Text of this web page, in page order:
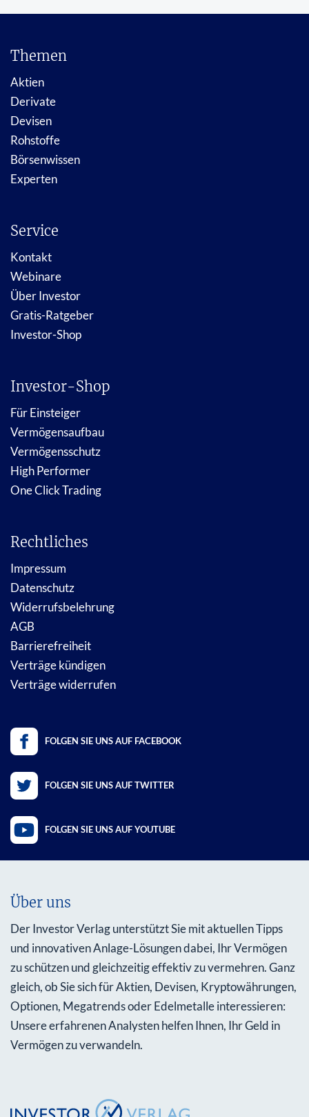
Themen
Aktien
Derivate
Devisen
Rohstoffe
Börsenwissen
Experten
Service
Kontakt
Webinare
Über Investor
Gratis-Ratgeber
Investor-Shop
Investor-Shop
Für Einsteiger
Vermögensaufbau
Vermögensschutz
High Performer
One Click Trading
Rechtliches
Impressum
Datenschutz
Widerrufsbelehrung
AGB
Barrierefreiheit
Verträge kündigen
Verträge widerrufen
FOLGEN SIE UNS AUF FACEBOOK
FOLGEN SIE UNS AUF TWITTER
FOLGEN SIE UNS AUF YOUTUBE
Über uns
Der Investor Verlag unterstützt Sie mit aktuellen Tipps
und innovativen Anlage-Lösungen dabei, Ihr Vermögen
zu schützen und gleichzeitig effektiv zu vermehren. Ganz
gleich, ob Sie sich für Aktien, Devisen, Kryptowährungen,
Optionen, Megatrends oder Edelmetalle interessieren:
Unsere erfahrenen Analysten helfen Ihnen, Ihr Geld in
Vermögen zu verwandeln.